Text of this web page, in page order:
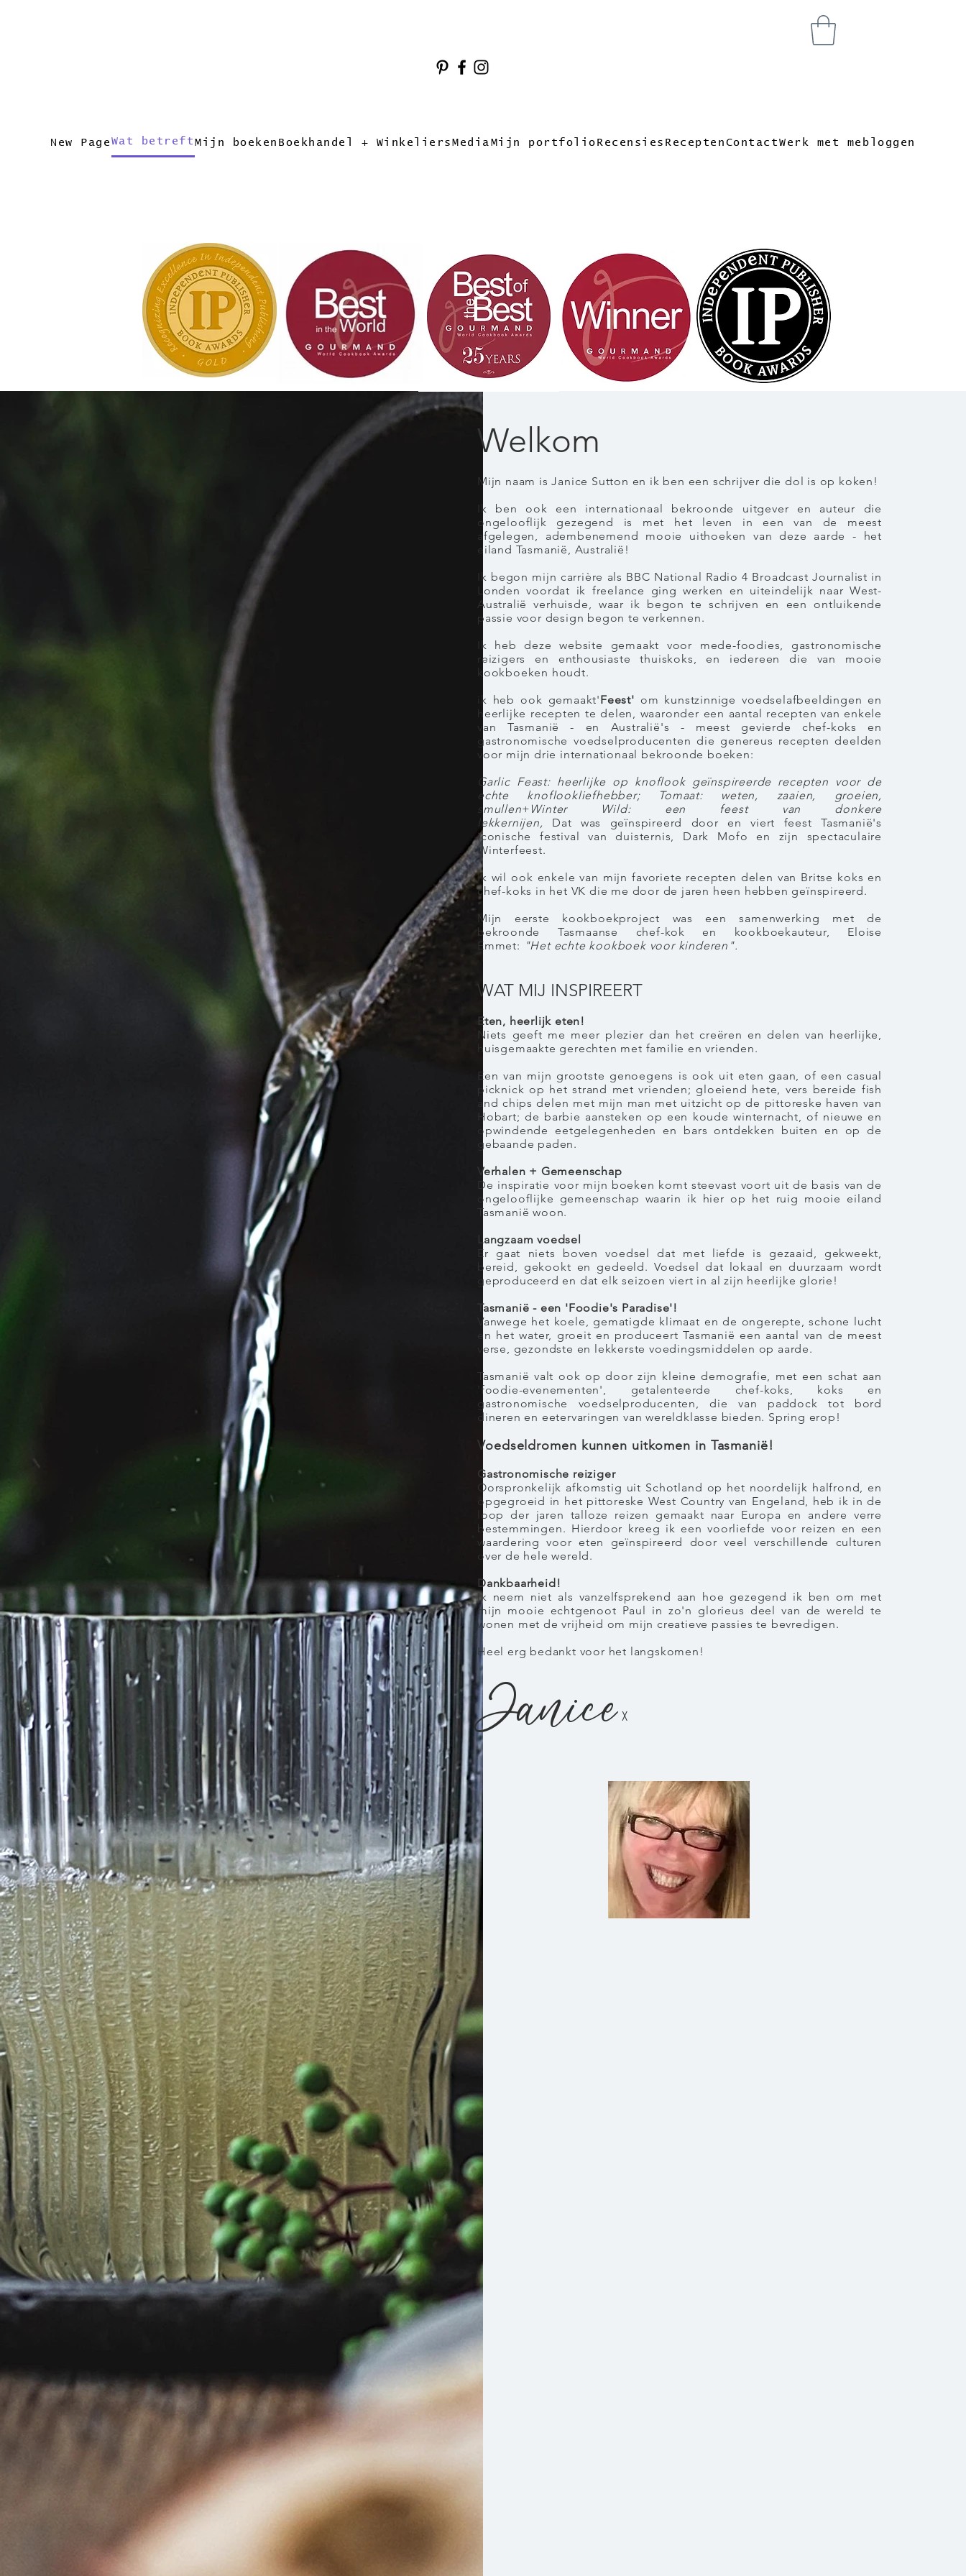
New Page Wat betreft Mijn boeken Boekhandel + Winkeliers Media Mijn portfolio Recensies Recepten Contact Werk met me bloggen
Welkom
Mijn naam is Janice Sutton en ik ben een schrijver die dol is op koken!
Ik ben ook een internationaal bekroonde uitgever en auteur die
ongelooflijk gezegend is met het leven in een van de meest
afgelegen, adembenemend mooie uithoeken van deze aarde - het
eiland Tasmanië, Australië!
Ik begon mijn carrière als BBC National Radio 4 Broadcast Journalist in
Londen voordat ik freelance ging werken en uiteindelijk naar West-
Australië verhuisde, waar ik begon te schrijven en een ontluikende
passie voor design begon te verkennen.
Ik heb deze website gemaakt voor mede-foodies, gastronomische
reizigers en enthousiaste thuiskoks, en iedereen die van mooie
kookboeken houdt.
ik heb ook gemaakt'Feest' om kunstzinnige voedselafbeeldingen en
heerlijke recepten te delen, waaronder een aantal recepten van enkele
van Tasmanië - en Australië's - meest gevierde chef-koks en
gastronomische voedselproducenten die genereus recepten deelden
voor mijn drie internationaal bekroonde boeken:
Garlic Feast: heerlijke op knoflook geïnspireerde recepten voor de
echte knoflookliefhebber; Tomaat: weten, zaaien, groeien,
smullen+ Winter Wild: een feest van donkere
lekkernijen, Dat was geïnspireerd door en viert feest Tasmanië's
iconische festival van duisternis, Dark Mofo en zijn spectaculaire
Winterfeest.
Ik wil ook enkele van mijn favoriete recepten delen van Britse koks en
chef-koks in het VK die me door de jaren heen hebben geïnspireerd.
Mijn eerste kookboekproject was een samenwerking met de
bekroonde Tasmaanse chef-kok en kookboekauteur, Eloise
Emmet: "Het echte kookboek voor kinderen".
WAT MIJ INSPIREERT
Eten, heerlijk eten!
Niets geeft me meer plezier dan het creëren en delen van heerlijke,
huisgemaakte gerechten met familie en vrienden.
Een van mijn grootste genoegens is ook uit eten gaan, of een casual
picknick op het strand met vrienden; gloeiend hete, vers bereide fish
and chips delen met mijn man met uitzicht op de pittoreske haven van
Hobart; de barbie aansteken op een koude winternacht, of nieuwe en
opwindende eetgelegenheden en bars ontdekken buiten en op de
gebaande paden.
Verhalen + Gemeenschap
De inspiratie voor mijn boeken komt steevast voort uit de basis van de
ongelooflijke gemeenschap waarin ik hier op het ruig mooie eiland
Tasmanië woon.
Langzaam voedsel
Er gaat niets boven voedsel dat met liefde is gezaaid, gekweekt,
bereid, gekookt en gedeeld. Voedsel dat lokaal en duurzaam wordt
geproduceerd en dat elk seizoen viert in al zijn heerlijke glorie!
Tasmanië - een 'Foodie's Paradise'!
Vanwege het koele, gematigde klimaat en de ongerepte, schone lucht
en het water, groeit en produceert Tasmanië een aantal van de meest
verse, gezondste en lekkerste voedingsmiddelen op aarde.
Tasmanië valt ook op door zijn kleine demografie, met een schat aan
'foodie-evenementen', getalenteerde chef-koks, koks en
gastronomische voedselproducenten, die van paddock tot bord
dineren en eetervaringen van wereldklasse bieden. Spring erop!
Voedseldromen kunnen uitkomen in Tasmanië!
Gastronomische reiziger
Oorspronkelijk afkomstig uit Schotland op het noordelijk halfrond, en
opgegroeid in het pittoreske West Country van Engeland, heb ik in de
loop der jaren talloze reizen gemaakt naar Europa en andere verre
bestemmingen. Hierdoor kreeg ik een voorliefde voor reizen en een
waardering voor eten geïnspireerd door veel verschillende culturen
over de hele wereld.
Dankbaarheid!
Ik neem niet als vanzelfsprekend aan hoe gezegend ik ben om met
mijn mooie echtgenoot Paul in zo'n glorieus deel van de wereld te
wonen met de vrijheid om mijn creatieve passies te bevredigen.
Heel erg bedankt voor het langskomen!
Janice x